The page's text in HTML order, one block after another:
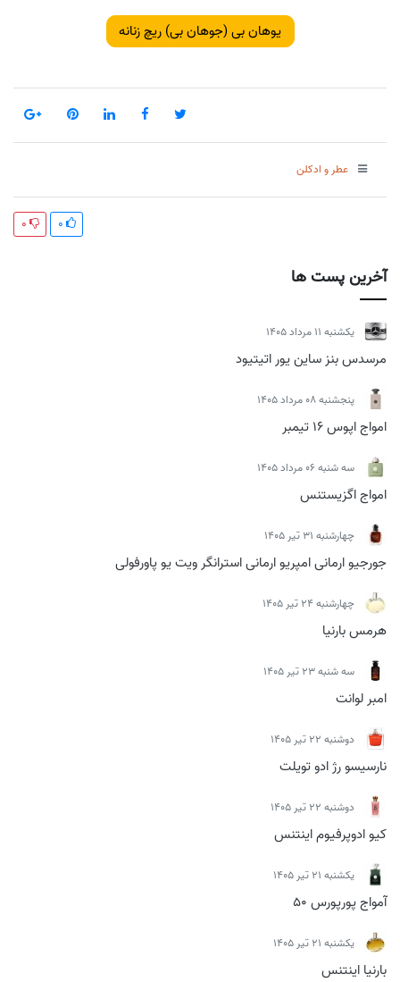
آخرین پست ها
يكشنبه 11 مرداد 1405
مرسدس بنز ساین یور اتیتیود
پنجشنبه 08 مرداد 1405
امواج اپوس 16 تیمبر
سه شنبه 06 مرداد 1405
امواج اگزیستنس
چهارشنبه 31 تیر 1405
جورجیو ارمانی امپریو ارمانی استرانگر ویت یو پاورفولی
چهارشنبه 24 تیر 1405
هرمس بارنیا
سه شنبه 23 تیر 1405
امبر لوانت
دوشنبه 22 تیر 1405
نارسیسو رژ ادو تویلت
دوشنبه 22 تیر 1405
کیو ادوپرفیوم اینتنس
يكشنبه 21 تیر 1405
آمواج پورپورس 50
يكشنبه 21 تیر 1405
بارنیا اینتنس
یوهان بی (جوهان بی) ریچ زنانه
عطر و ادکلن